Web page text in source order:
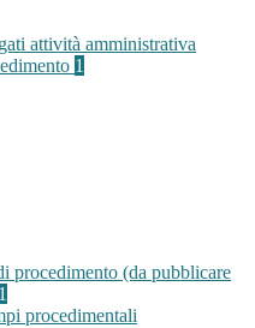
attività amministrativa
1
procedimento (da pubblicare
1
procedimentali